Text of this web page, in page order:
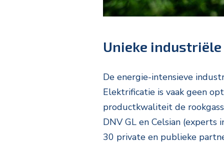
Unieke
De energie-intensieve
Elektrificatie is vaak geen
productkwaliteit de
DNV GL en Celsian
30 private en publieke